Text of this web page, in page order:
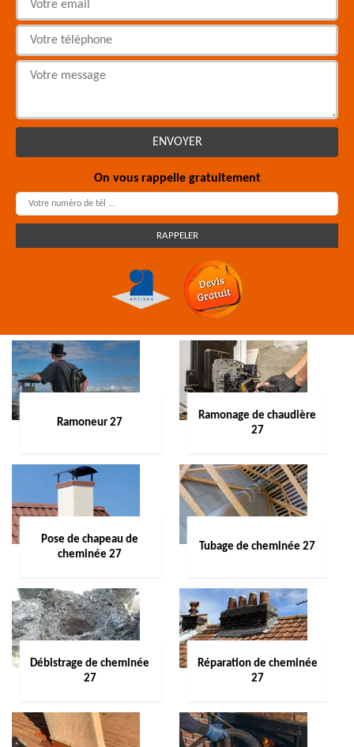
On vous rappelle gratuitement
Ramoneur 27
Ramonage de chaudière
27
Pose de chapeau de
cheminée 27
Tubage de cheminée 27
Débistrage de cheminée
27
Réparation de cheminée
27